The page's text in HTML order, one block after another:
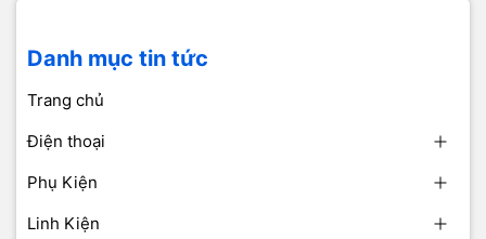
Danh mục tin tức
Trang chủ
Điện thoại
Phụ Kiện
Linh Kiện